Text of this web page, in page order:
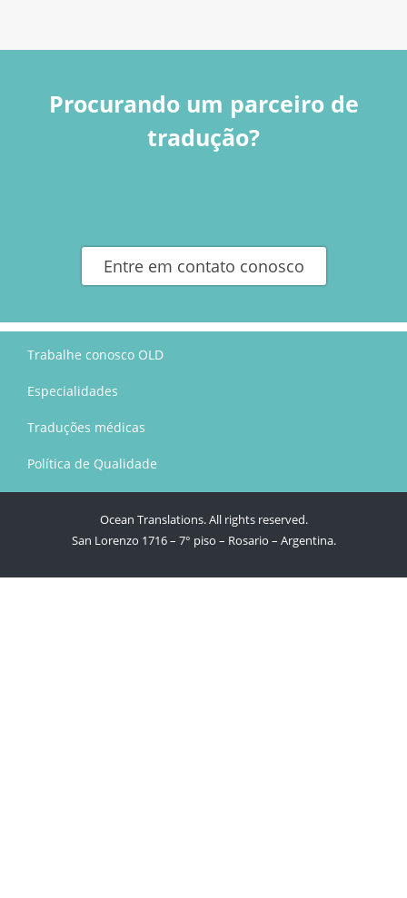
Procurando um parceiro de
tradução?
Entre em contato conosco
Trabalhe conosco OLD
Especialidades
Traduções médicas
Política de Qualidade
Ocean Translations. All rights reserved.
San Lorenzo 1716 – 7° piso – Rosario – Argentina.